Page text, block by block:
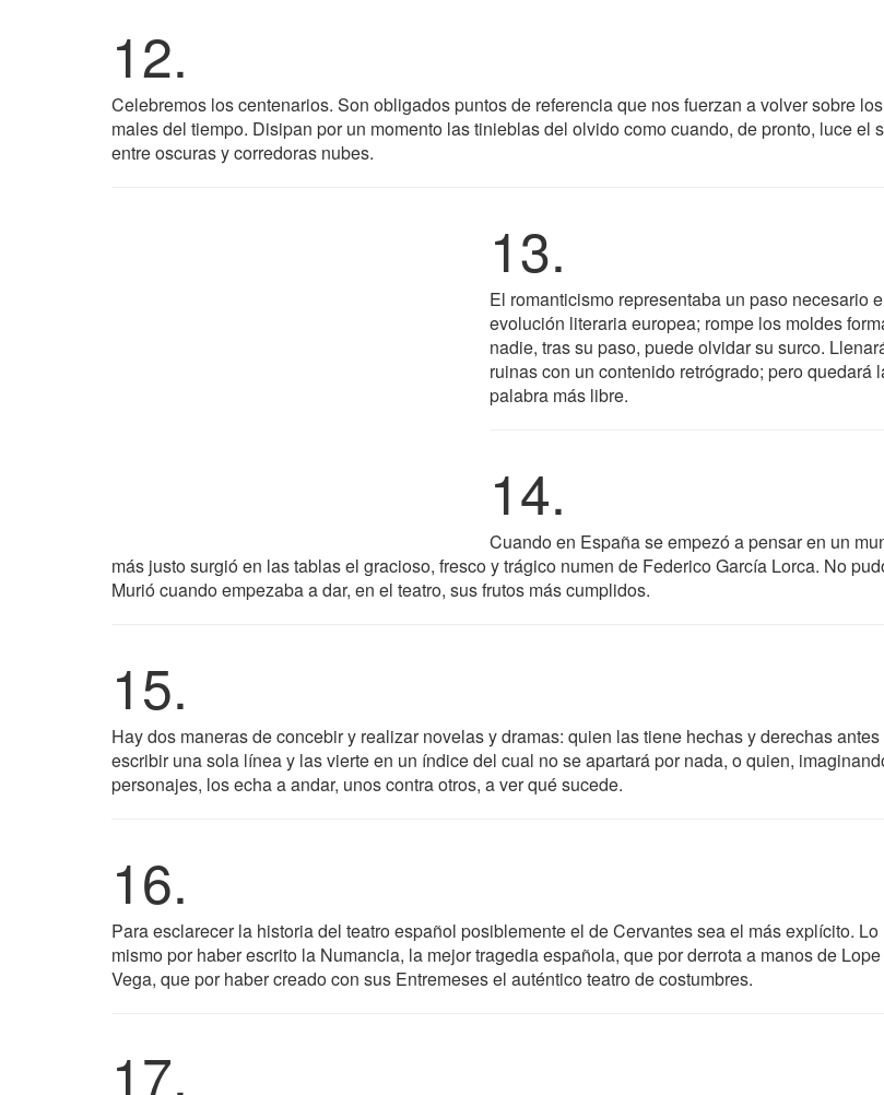
12.
Celebremos los centenarios. Son obligados puntos de referencia que nos fuerzan a volver sobre los
males del tiempo. Disipan por un momento las tinieblas del olvido como cuando, de pronto, luce el
entre oscuras y corredoras nubes.
13.
El romanticismo representaba un paso necesario
evolución literaria europea; rompe los moldes
nadie, tras su paso, puede olvidar su surco.
ruinas con un contenido retrógrado; pero quedará
palabra más libre.
14.
Cuando en España se empezó a pensar en un
más justo surgió en las tablas el gracioso, fresco y trágico numen de Federico García Lorca. No
Murió cuando empezaba a dar, en el teatro, sus frutos más cumplidos.
15.
Hay dos maneras de concebir y realizar novelas y dramas: quien las tiene hechas y derechas
escribir una sola línea y las vierte en un índice del cual no se apartará por nada, o quien,
personajes, los echa a andar, unos contra otros, a ver qué sucede.
16.
Para esclarecer la historia del teatro español posiblemente el de Cervantes sea el más explícito. Lo
mismo por haber escrito la Numancia, la mejor tragedia española, que por derrota a manos de
Vega, que por haber creado con sus Entremeses el auténtico teatro de costumbres.
17.